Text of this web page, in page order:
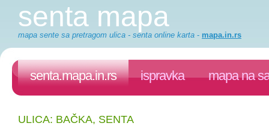
senta mapa
mapa sente sa pretragom ulica - senta online karta - mapa.in.rs
senta.mapa.in.rs ispravka mapa na
ULICA: BAČKA, SENTA